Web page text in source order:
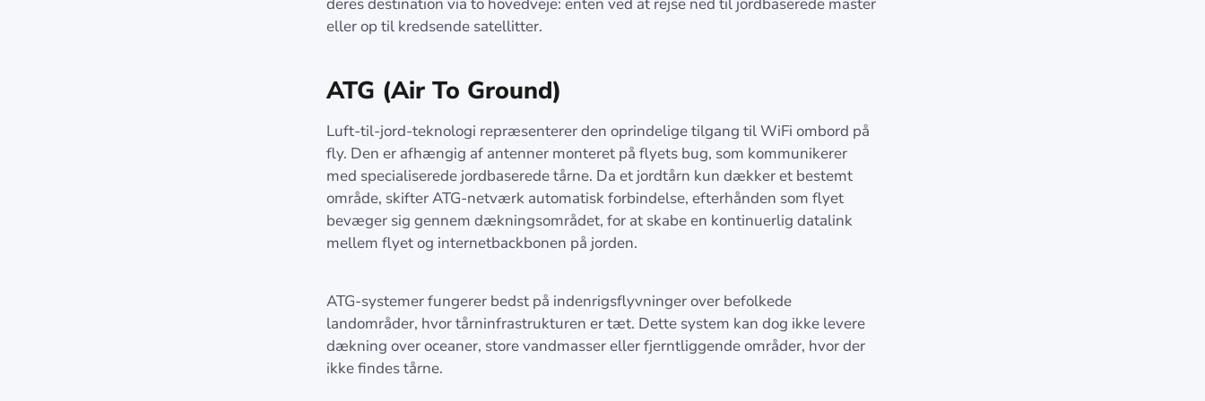
eller op til kredsende satellitter.
ATG (Air To Ground)
Luft-til-jord-teknologi repræsenterer den oprindelige tilgang til WiFi ombord på
fly. Den er afhængig af antenner monteret på flyets bug, som kommunikerer
med specialiserede jordbaserede tårne. Da et jordtårn kun dækker et bestemt
område, skifter ATG-netværk automatisk forbindelse, efterhånden som flyet
bevæger sig gennem dækningsområdet, for at skabe en kontinuerlig datalink
mellem flyet og internetbackbonen på jorden.
ATG-systemer fungerer bedst på indenrigsflyvninger over befolkede
landområder, hvor tårninfrastrukturen er tæt. Dette system kan dog ikke levere
dækning over oceaner, store vandmasser eller fjerntliggende områder, hvor der
ikke findes tårne.